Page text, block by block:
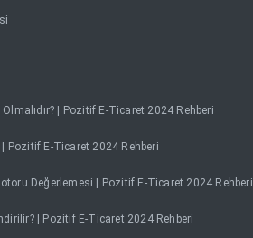
Olmalıdır? | Pozitif E-Ticaret 2024 Rehberi
| Pozitif E-Ticaret 2024 Rehberi
Değerlemesi | Pozitif E-Ticaret 2024 Rehberi
| Pozitif E-Ticaret 2024 Rehberi